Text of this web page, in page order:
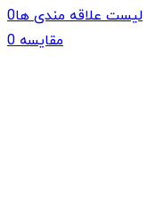
لیست علاقه مندی ها0
مقایسه0